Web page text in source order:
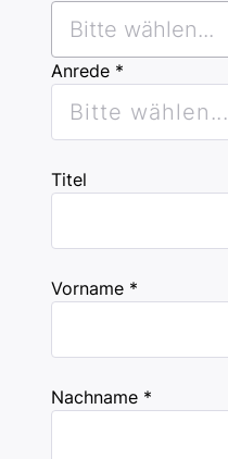
Bitte wählen...
Anrede *
Bitte wählen...
Titel
Vorname *
Nachname *